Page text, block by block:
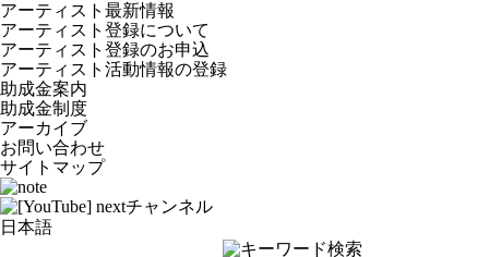
アーティスト最新情報
アーティスト登録について
アーティスト登録のお申込
アーティスト活動情報の登録
助成金案内
助成金制度
アーカイブ
お問い合わせ
サイトマップ